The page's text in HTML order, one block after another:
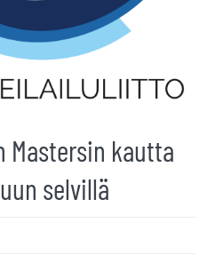
Mastersin kautta
selvillä